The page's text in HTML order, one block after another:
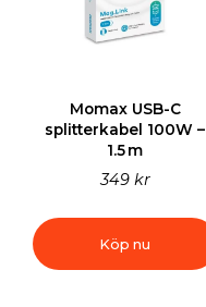
Momax USB-C
splitterkabel 100W –
1.5 m
349 kr
Köp nu